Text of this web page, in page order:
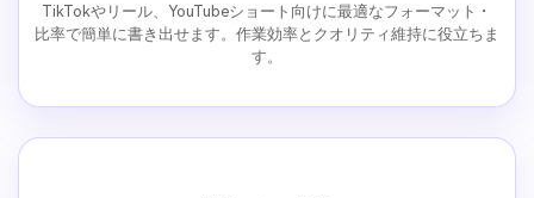
TikTokやリール、YouTubeショート向けに最適なフォーマット・
比率で簡単に書き出せます。作業効率とクオリティ維持に役立ちま
す。